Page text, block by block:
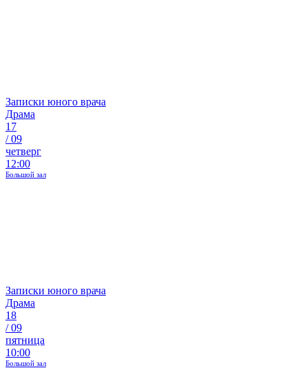
Записки юного врача
Драма
17
/09
четверг
12:00
Большой зал
Записки юного врача
Драма
18
/09
пятница
10:00
Большой зал